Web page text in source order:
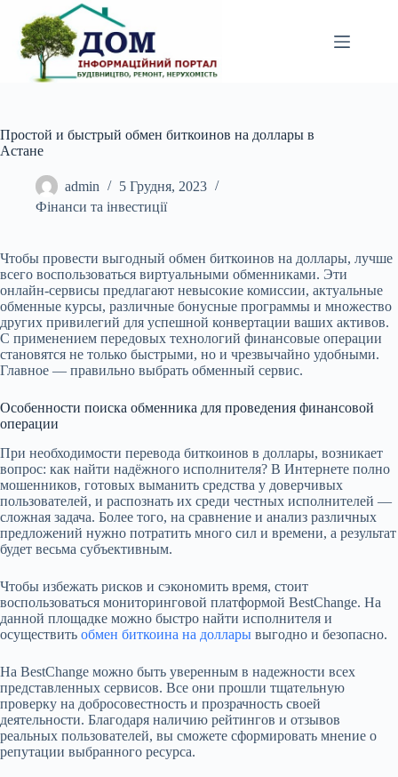
вмісту
Простой и быстрый обмен биткоинов на доллары в
Астане
admin
5 Грудня, 2023
Фінанси та інвестиції
Чтобы провести выгодный обмен биткоинов на доллары, лучше
всего воспользоваться виртуальными обменниками. Эти
онлайн-сервисы предлагают невысокие комиссии, актуальные
обменные курсы, различные бонусные программы и множество
других привилегий для успешной конвертации ваших активов.
С применением передовых технологий финансовые операции
становятся не только быстрыми, но и чрезвычайно удобными.
Главное — правильно выбрать обменный сервис.
Особенности поиска обменника для проведения финансовой
операции
При необходимости перевода биткоинов в доллары, возникает
вопрос: как найти надёжного исполнителя? В Интернете полно
мошенников, готовых выманить средства у доверчивых
пользователей, и распознать их среди честных исполнителей —
сложная задача. Более того, на сравнение и анализ различных
предложений нужно потратить много сил и времени, а результат
будет весьма субъективным.
Чтобы избежать рисков и сэкономить время, стоит
воспользоваться мониторинговой платформой BestChange. На
данной площадке можно быстро найти исполнителя и
осуществить обмен биткоина на доллары выгодно и безопасно.
На BestChange можно быть уверенным в надежности всех
представленных сервисов. Все они прошли тщательную
проверку на добросовестность и прозрачность своей
деятельности. Благодаря наличию рейтингов и отзывов
реальных пользователей, вы сможете сформировать мнение о
репутации выбранного ресурса.